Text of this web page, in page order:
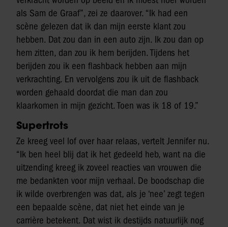
als Sam de Graaf”, zei ze daarover. “Ik had een
scène gelezen dat ik dan mijn eerste klant zou
hebben. Dat zou dan in een auto zijn. Ik zou dan op
hem zitten, dan zou ik hem berijden. Tijdens het
berijden zou ik een flashback hebben aan mijn
verkrachting. En vervolgens zou ik uit de flashback
worden gehaald doordat die man dan zou
klaarkomen in mijn gezicht. Toen was ik 18 of 19.”
Supertrots
Ze kreeg veel lof over haar relaas, vertelt Jennifer nu.
“Ik ben heel blij dat ik het gedeeld heb, want na die
uitzending kreeg ik zoveel reacties van vrouwen die
me bedankten voor mijn verhaal. De boodschap die
ik wilde overbrengen was dat, als je ‘nee’ zegt tegen
een bepaalde scène, dat niet het einde van je
carrière betekent. Dat wist ik destijds natuurlijk nog